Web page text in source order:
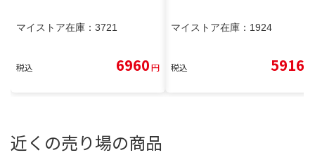
マイストア在庫： 3721
税込 6960円
マイストア在庫： 1924
税込 5916
近くの売り場の商品